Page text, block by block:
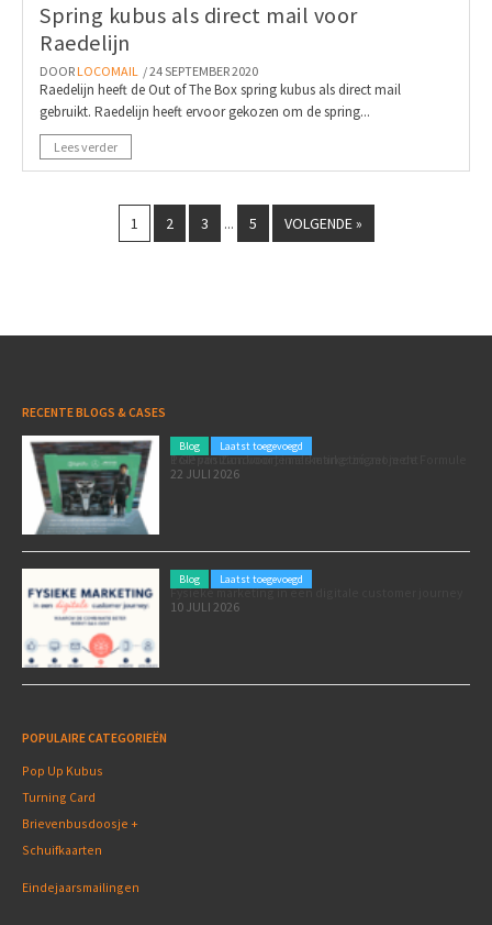
Spring kubus als direct mail voor
Raedelijn
DOOR LOCOMAIL / 24 SEPTEMBER 2020
Raedelijn heeft de Out of The Box spring kubus als direct mail
gebruikt. Raedelijn heeft ervoor gekozen om de spring...
Lees verder
1 2 3 ... 5 VOLGENDE »
RECENTE BLOGS & CASES
Blog Laatst toegevoegd
Poleposition voor je marketing: zó zet je de Formule 1 GP van Zandvoort in als marketingmoment
22 JULI 2026
Blog Laatst toegevoegd
Fysieke marketing in een digitale customer journey
10 JULI 2026
POPULAIRE CATEGORIEËN
Pop Up Kubus
Turning Card
Brievenbusdoosje +
Schuifkaarten
Eindejaarsmailingen